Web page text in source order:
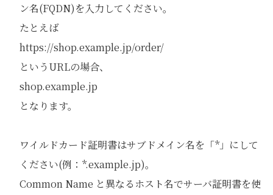
ン名(FQDN)を入力してください。
たとえば
https://shop.example.jp/order/
というURLの場合、
shop.example.jp
となります。
ワイルドカード証明書はサブドメイン名を「*」にして
ください(例：*.example.jp)。
Common Name と異なるホスト名でサーバ証明書を使